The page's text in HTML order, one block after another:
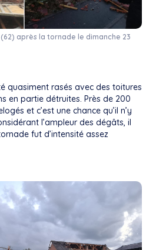
après la tornade le dimanche 23
quasiment rasés avec des toitures
en partie détruites. Près de 200
et c’est une chance qu’il n’y
l’ampleur des dégâts, il
fut d’intensité assez